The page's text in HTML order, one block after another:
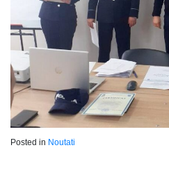
Posted in Noutati